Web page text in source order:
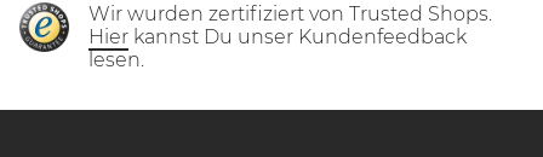
Wir wurden zertifiziert von Trusted Shops.
Hier kannst Du unser Kundenfeedback
lesen.